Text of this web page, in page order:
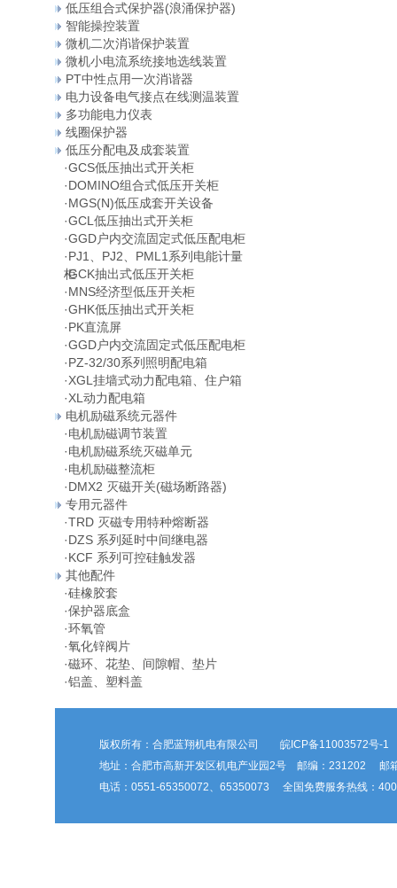
低压组合式保护器(浪涌保护器)
智能操控装置
微机二次消谐保护装置
微机小电流系统接地选线装置
PT中性点用一次消谐器
电力设备电气接点在线测温装置
多功能电力仪表
线圈保护器
低压分配电及成套装置
·GCS低压抽出式开关柜
·DOMINO组合式低压开关柜
·MGS(N)低压成套开关设备
·GCL低压抽出式开关柜
·GGD户内交流固定式低压配电柜
·PJ1、PJ2、PML1系列电能计量
柜
·GCK抽出式低压开关柜
·MNS经济型低压开关柜
·GHK低压抽出式开关柜
·PK直流屏
·GGD户内交流固定式低压配电柜
·PZ-32/30系列照明配电箱
·XGL挂墙式动力配电箱、住户箱
·XL动力配电箱
电机励磁系统元器件
·电机励磁调节装置
·电机励磁系统灭磁单元
·电机励磁整流柜
·DMX2 灭磁开关(磁场断路器)
专用元器件
·TRD 灭磁专用特种熔断器
·DZS 系列延时中间继电器
·KCF 系列可控硅触发器
其他配件
·硅橡胶套
·保护器底盒
·环氧管
·氧化锌阀片
·磁环、花垫、间隙帽、垫片
·铝盖、塑料盖
版权所有：合肥蓝翔机电有限公司 皖ICP备11003572号-1
地址：合肥市高新开发区机电产业园2号 邮编：231202 邮
电话：0551-65350072、65350073 全国免费服务热线：